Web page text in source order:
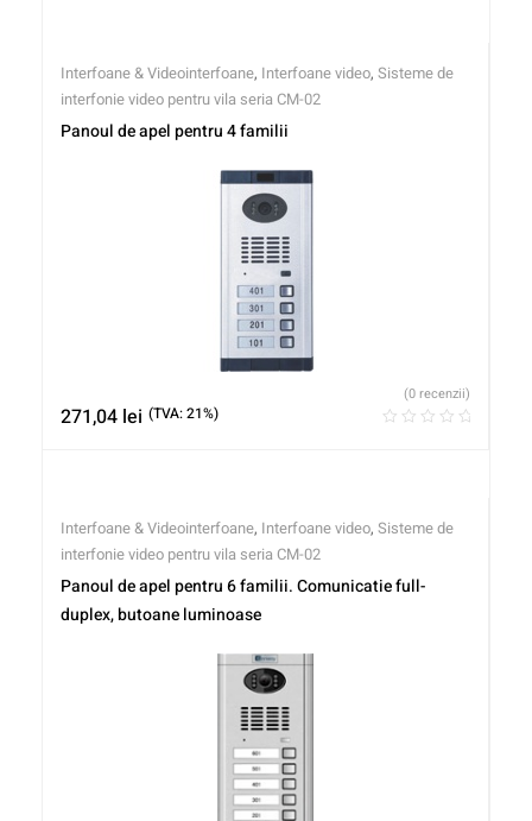
Interfoane & Videointerfoane, Interfoane video, Sisteme de
interfonie video pentru vila seria CM-02
Panoul de apel pentru 4 familii
271,04 lei (TVA: 21%)
(0 recenzii)
Interfoane & Videointerfoane, Interfoane video, Sisteme de
interfonie video pentru vila seria CM-02
Panoul de apel pentru 6 familii. Comunicatie full-
duplex, butoane luminoase